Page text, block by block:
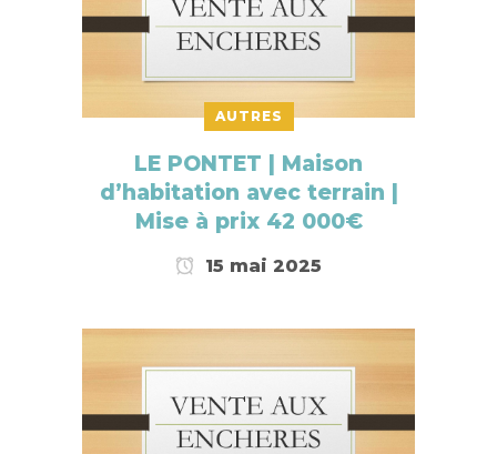
AUTRES
LE PONTET | Maison
d’habitation avec terrain |
Mise à prix 42 000€
15 mai 2025